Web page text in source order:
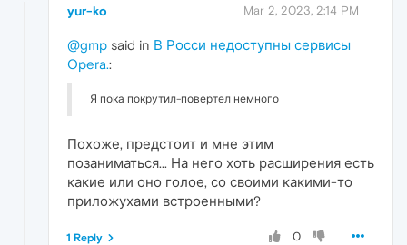
yur-ko Mar 2, 2023, 2:14 PM
@gmp said in В Росси недоступны сервисы
Opera.:
Я пока покрутил-повертел немного
Похоже, предстоит и мне этим
позаниматься... На него хоть расширения есть
какие или оно голое, со своими какими-то
приложухами встроенными?
0
1 Reply